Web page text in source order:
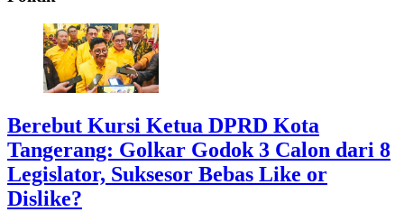
Berebut Kursi Ketua DPRD Kota
Tangerang: Golkar Godok 3 Calon dari 8
Legislator, Suksesor Bebas Like or
Dislike?